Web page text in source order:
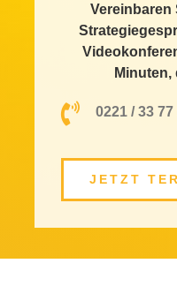
Vereinbaren
0221 / 33 77
JETZT